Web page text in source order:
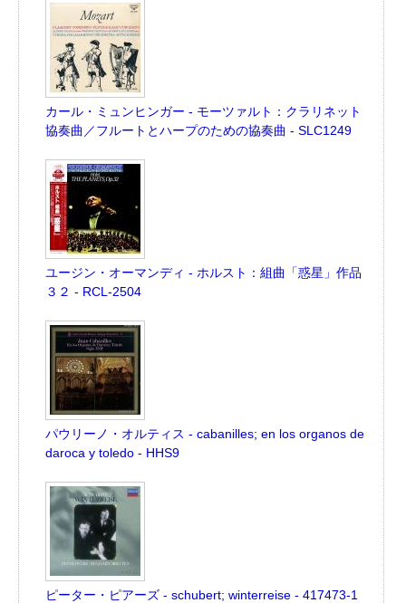
カール・ミュンヒンガー - モーツァルト：クラリネット
協奏曲／フルートとハープのための協奏曲 - SLC1249
ユージン・オーマンディ - ホルスト：組曲「惑星」作品
３２ - RCL-2504
パウリーノ・オルティス - cabanilles; en los organos de
daroca y toledo - HHS9
ピーター・ピアーズ - schubert; winterreise - 417473-1